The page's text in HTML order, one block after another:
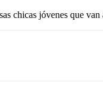
chicas jóvenes que